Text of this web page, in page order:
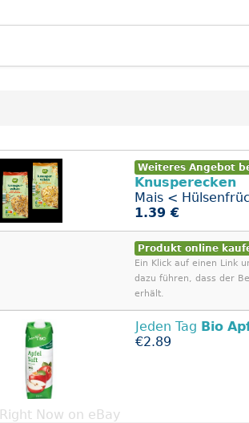
Weiteres Angebot
Knusperecken
Mais <
1.39 €
Produkt online
Ein Klick auf einen Link
dazu führen, dass der
erhält.
Jeden Tag Bio
€2.89
Right Now on eBay